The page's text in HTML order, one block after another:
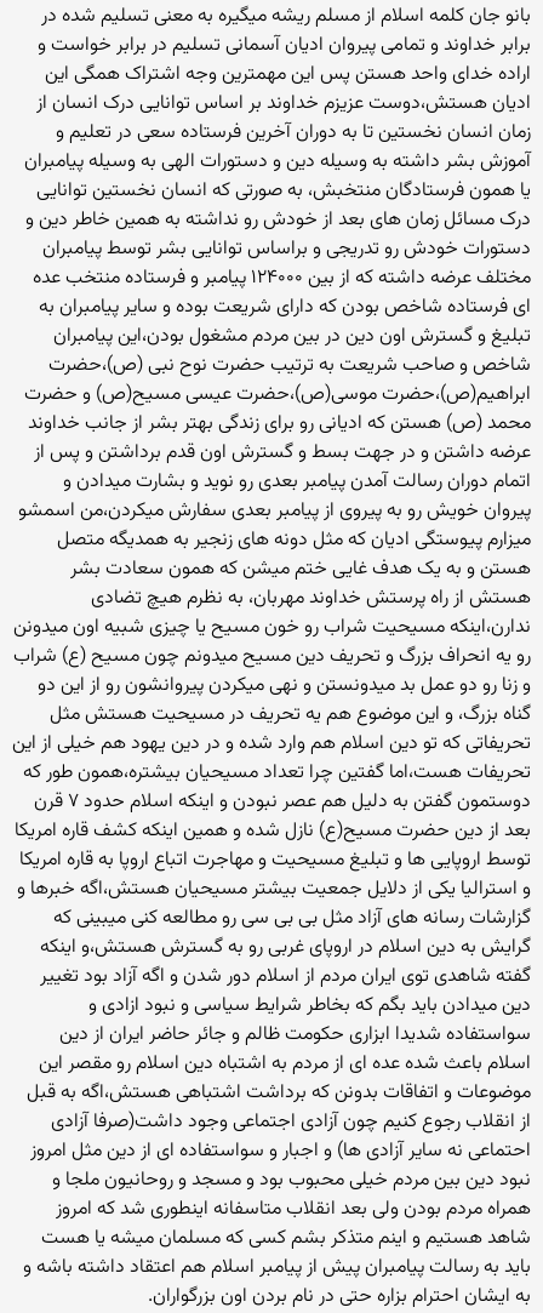
بانو جان کلمه اسلام از مسلم ریشه میگیره به معنی تسلیم شده در
برابر خداوند و تمامی پیروان ادیان آسمانی تسلیم در برابر خواست و
اراده خدای واحد هستن پس این مهمترین وجه اشتراک همگی این
ادیان هستش،دوست عزیزم خداوند بر اساس توانایی درک انسان از
زمان انسان نخستین تا به دوران آخرین فرستاده سعی در تعلیم و
آموزش بشر داشته به وسیله دین و دستورات الهی به وسیله پیامبران
یا همون فرستادگان منتخبش، به صورتی که انسان نخستین توانایی
درک مسائل زمان های بعد از خودش رو نداشته به همین خاطر دین و
دستورات خودش رو تدریجی و براساس توانایی بشر توسط پیامبران
مختلف عرضه داشته که از بین ۱۲۴۰۰۰ پیامبر و فرستاده منتخب عده
ای فرستاده شاخص بودن که دارای شریعت بوده و سایر پیامبران به
تبلیغ و گسترش اون دین در بین مردم مشغول بودن،این پیامبران
شاخص و صاحب شریعت به ترتیب حضرت نوح نبی (ص)،حضرت
ابراهیم(ص)،حضرت موسی(ص)،حضرت عیسی مسیح(ص) و حضرت
محمد (ص) هستن که ادیانی رو برای زندگی بهتر بشر از جانب خداوند
عرضه داشتن و در جهت بسط و گسترش اون قدم برداشتن و پس از
اتمام دوران رسالت آمدن پیامبر بعدی رو نوید و بشارت میدادن و
پیروان خویش رو به پیروی از پیامبر بعدی سفارش میکردن،من اسمشو
میزارم پیوستگی ادیان که مثل دونه های زنجیر به همدیگه متصل
هستن و به یک هدف غایی ختم میشن که همون سعادت بشر
هستش از راه پرستش خداوند مهربان، به نظرم هیچ تضادی
ندارن،اینکه مسیحیت شراب رو خون مسیح یا چیزی شبیه اون میدونن
رو یه انحراف بزرگ و تحریف دین مسیح میدونم چون مسیح (ع) شراب
و زنا رو دو عمل بد میدونستن و نهی میکردن پیروانشون رو از این دو
گناه بزرگ، و این موضوع هم یه تحریف در مسیحیت هستش مثل
تحریفاتی که تو دین اسلام هم وارد شده و در دین یهود هم خیلی از این
تحریفات هست،اما گفتین چرا تعداد مسیحیان بیشتره،همون طور که
دوستمون گفتن به دلیل هم عصر نبودن و اینکه اسلام حدود ۷ قرن
بعد از دین حضرت مسیح(ع) نازل شده و همین اینکه کشف قاره امریکا
توسط اروپایی ها و تبلیغ مسیحیت و مهاجرت اتباع اروپا به قاره امریکا
و استرالیا یکی از دلایل جمعیت بیشتر مسیحیان هستش،اگه خبرها و
گزارشات رسانه های آزاد مثل بی بی سی رو مطالعه کنی میبینی که
گرایش به دین اسلام در اروپای غربی رو به گسترش هستش،و اینکه
گفته شاهدی توی ایران مردم از اسلام دور شدن و اگه آزاد بود تغییر
دین میدادن باید بگم که بخاطر شرایط سیاسی و نبود ازادی و
سواستفاده شدیدا ابزاری حکومت ظالم و جائر حاضر ایران از دین
اسلام باعث شده عده ای از مردم به اشتباه دین اسلام رو مقصر این
موضوعات و اتفاقات بدونن که برداشت اشتباهی هستش،اگه به قبل
از انقلاب رجوع کنیم چون آزادی اجتماعی وجود داشت(صرفا آزادی
احتماعی نه سایر آزادی ها) و اجبار و سواستفاده ای از دین مثل امروز
نبود دین بین مردم خیلی محبوب بود و مسجد و روحانیون ملجا و
همراه مردم بودن ولی بعد انقلاب متاسفانه اینطوری شد که امروز
شاهد هستیم و اینم متذکر بشم کسی که مسلمان میشه یا هست
باید به رسالت پیامبران پیش از پیامبر اسلام هم اعتقاد داشته باشه و
به ایشان احترام بزاره حتی در نام بردن اون بزرگواران.